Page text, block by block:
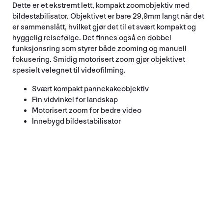
Dette er et ekstremt lett, kompakt zoomobjektiv med
bildestabilisator. Objektivet er bare 29,9mm langt når det
er sammenslått, hvilket gjør det til et svært kompakt og
hyggelig reisefølge. Det finnes også en dobbel
funksjonsring som styrer både zooming og manuell
fokusering. Smidig motorisert zoom gjør objektivet
spesielt velegnet til videofilming.
Svært kompakt pannekakeobjektiv
Fin vidvinkel for landskap
Motorisert zoom for bedre video
Innebygd bildestabilisator